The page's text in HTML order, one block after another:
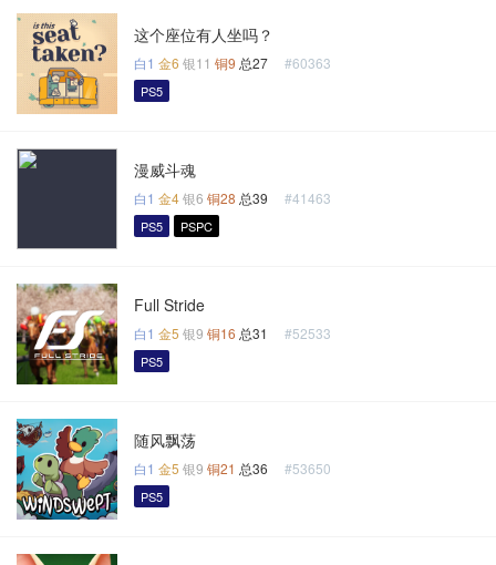
这个座位有人坐吗？
白1 金6 银11 铜9 总27 #60363
PS5
漫威斗魂
白1 金4银6 铜28 总39 #41463
PS5 PSPC
Full Stride
白1 金5 银9 铜16 总31 #52533
PS5
随风飘荡
白1 金5 银9 铜21 总36 #53650
PS5